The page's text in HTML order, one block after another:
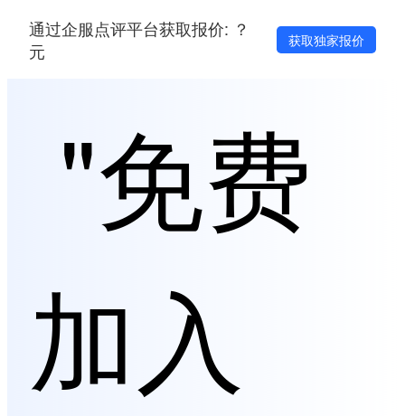
通过企服点评平台获取报价: ？
元
获取独家报价
"免费
加入